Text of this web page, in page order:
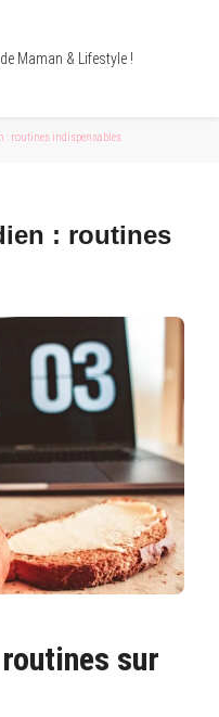
Maman & Lifestyle !
: routines indispensables
: routines
sur